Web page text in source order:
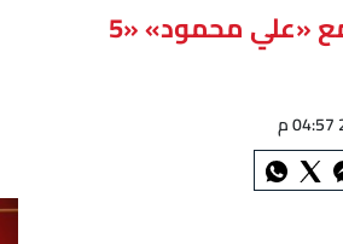
الأهلي يتعاقد مع «علي محمود» «5